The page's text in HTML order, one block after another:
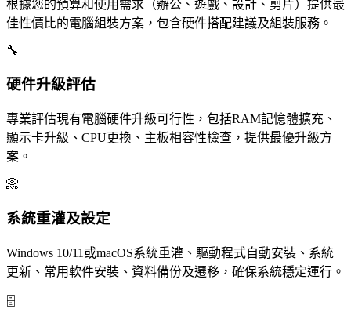
根據您的預算和使用需求（辦公、遊戲、設計、剪片）提供最
佳性價比的電腦組裝方案，包含硬件搭配建議及組裝服務。
🔧
硬件升級評估
專業評估現有電腦硬件升級可行性，包括RAM記憶體擴充、
顯示卡升級、CPU更換、主板相容性檢查，提供最優升級方
案。
📀
系統重灌及設定
Windows 10/11或macOS系統重灌、驅動程式自動安裝、系統
更新、常用軟件安裝、資料備份及遷移，確保系統穩定運行。
🗄️